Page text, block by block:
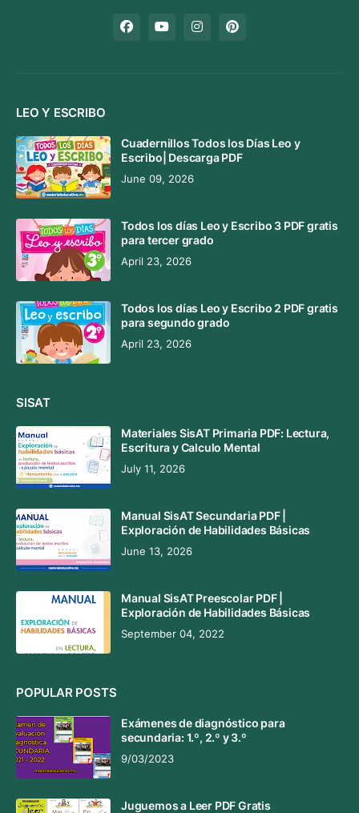
LEO Y ESCRIBO
Cuadernillos Todos los Días Leo y
Escribo| Descarga PDF
June 09, 2026
Todos los días Leo y Escribo 3 PDF gratis
para tercer grado
April 23, 2026
Todos los días Leo y Escribo 2 PDF gratis
para segundo grado
April 23, 2026
SISAT
Materiales SisAT Primaria PDF: Lectura,
Escritura y Calculo Mental
July 11, 2026
Manual SisAT Secundaria PDF |
Exploración de Habilidades Básicas
June 13, 2026
Manual SisAT Preescolar PDF |
Exploración de Habilidades Básicas
September 04, 2022
POPULAR POSTS
Exámenes de diagnóstico para
secundaria: 1.º, 2.º y 3.º
9/03/2023
Juguemos a Leer PDF Gratis